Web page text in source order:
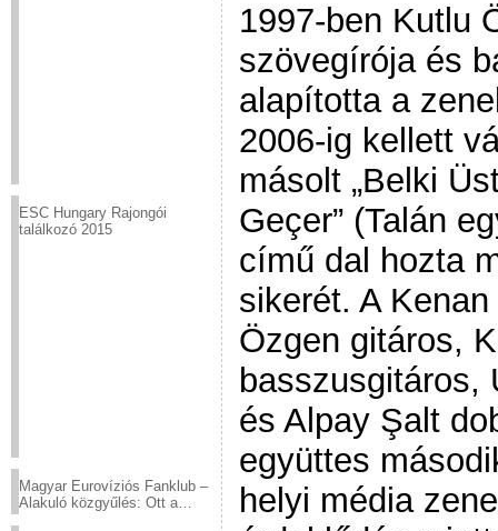
ESC Hungary Rajongói
találkozó 2015
Magyar Eurovíziós Fanklub –
Alakuló közgyűlés: Ott a
1997-ben Kutlu
szövegírója és
alapította a
2006-ig kellett
másolt „Belki
Geçer” (Talán
című dal hozta
sikerét. A
Özgen gitáros,
basszusgitáros,
és Alpay Şalt
együttes
helyi média